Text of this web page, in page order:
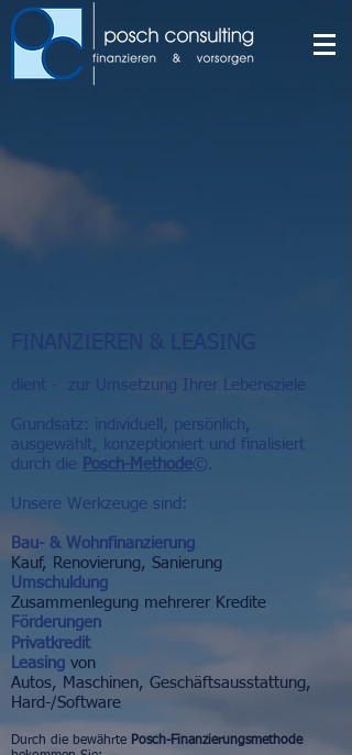
FINANZIEREN & LEASING
dient - zur Umsetzung Ihrer Lebensziele
Grundsatz: individuell, persönlich,
ausgewählt, konzeptioniert und finalisiert
durch die Posch-Methode© .
Unsere Werkzeuge sind:
Bau- & Wohnfinanzierung
Kauf, Renovierung, Sanierung
​Umschuldung
Zusammenlegung mehrerer Kredite
​Förderungen
Privatkredit
Leasing von
Autos, Maschinen, Geschäftsausstattung,
Hard-/Software
Durch die bewährte Posch-Finanzierungsmethode